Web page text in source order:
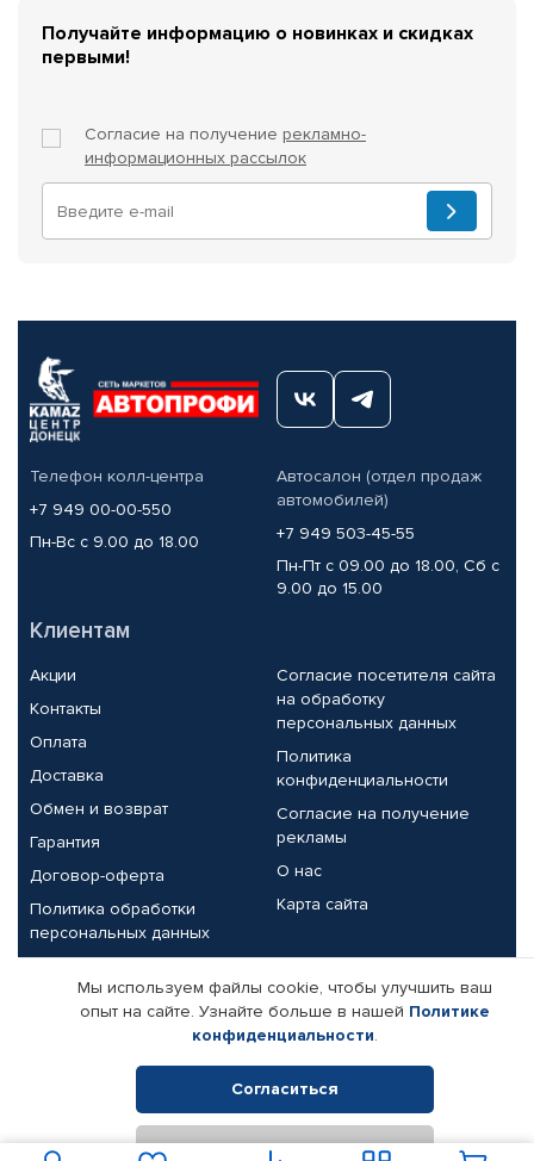
Получайте информацию о новинках и скидках
первыми!
Согласие на получение рекламно-
информационных рассылок
Телефон колл-центра
+7 949 00-00-550
Пн-Вс с 9.00 до 18.00
Автосалон (отдел продаж
автомобилей)
+7 949 503-45-55
Пн-Пт с 09.00 до 18.00, Сб с
9.00 до 15.00
Клиентам
Акции
Контакты
Оплата
Доставка
Обмен и возврат
Гарантия
Договор-оферта
Политика обработки
персональных данных
Согласие посетителя сайта
на обработку
персональных данных
Политика
конфиденциальности
Согласие на получение
рекламы
О нас
Карта сайта
Партнерам
Корпоративным клиентам
Поставщикам
Реквизиты компании
© КАМАЗ ЦЕНТР ДОНЕЦК, 2015-2026. Все права защищены.
Мы используем файлы cookie, чтобы улучшить ваш
опыт на сайте. Узнайте больше в нашей Политике
конфиденциальности.
Согласиться
Отклонить